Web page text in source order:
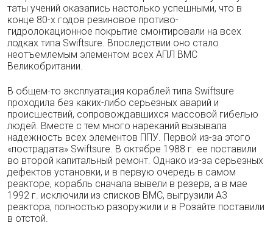
таты учений оказапись настолько успешны­ми, что в
конце 80-х годов резиновое противо-
гидролокационное покрытие смонтировали на всех
лодках типа Swiftsure. Впоследствии оно стало
неотъемлемым элементом всех АПЛ ВМС
Великобритании.
В общем-то эксплуатация кораблей типа Swiftsure
проходила без каких-либо серьезных аварий и
происшествий, сопровождавшихся массовой гибелью
людей. Вместе с тем много нареканий вызывала
надежность всех элемен­тов ППУ. Первой из-за этого
«пострадата» Swiftsure. В октябре 1988 г. ее поставили
во второй капитальный ремонт. Однако из-за се­рьезных
дефектов установки, и в первую оче­редь в самом
реакторе, корабль сначала выве­ли в резерв, а в мае
1992 г. исключили из спис­ков ВМС, выгрузили A3
реактора, полностью разоружили и в Розайте поставили
в отстой.